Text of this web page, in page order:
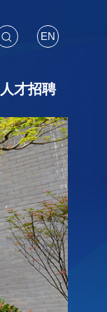
人才招聘
教师招聘
博后招聘
员工招聘
EN